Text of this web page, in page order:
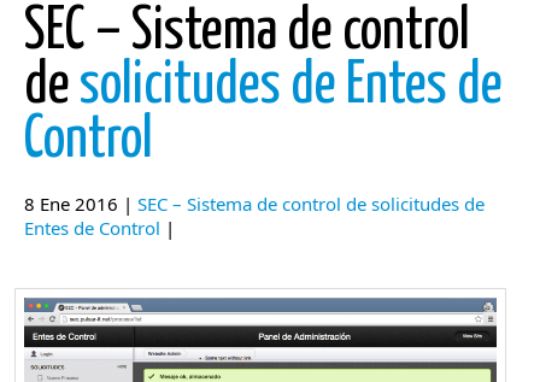
SEC – Sistema de control
de solicitudes de Entes de
Control
8 Ene 2016 | SEC – Sistema de control de solicitudes de
Entes de Control |